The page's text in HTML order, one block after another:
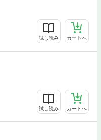
試し読み カートへ
試し読み カートへ